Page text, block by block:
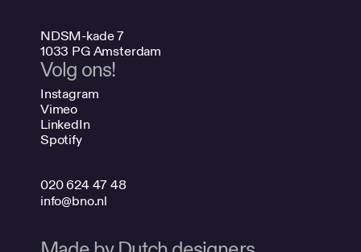
NDSM-kade 7
1033 PG Amsterdam
Volg ons!
Instagram
Vimeo
LinkedIn
Spotify
020 624 47 48
info@bno.nl